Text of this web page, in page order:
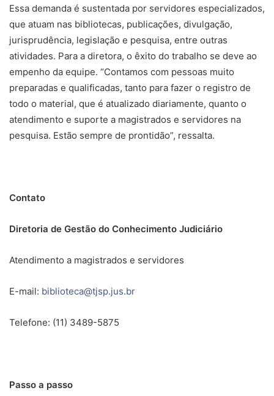
Essa demanda é sustentada por servidores especializados,
que atuam nas bibliotecas, publicações, divulgação,
jurisprudência, legislação e pesquisa, entre outras
atividades. Para a diretora, o êxito do trabalho se deve ao
empenho da equipe. “Contamos com pessoas muito
preparadas e qualificadas, tanto para fazer o registro de
todo o material, que é atualizado diariamente, quanto o
atendimento e suporte a magistrados e servidores na
pesquisa. Estão sempre de prontidão”, ressalta.
Contato
Diretoria de Gestão do Conhecimento Judiciário
Atendimento a magistrados e servidores
E-mail: biblioteca@tjsp.jus.br
Telefone: (11) 3489-5875
Passo a passo